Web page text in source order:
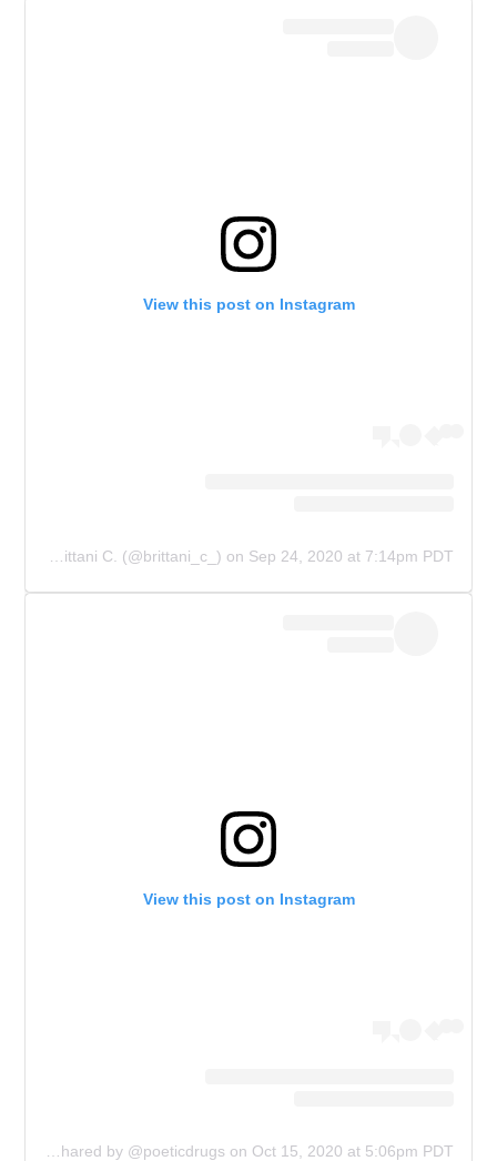
View this post on Instagram
on Sep 24, 2020 at 7:14pm PDT
View this post on Instagram
on Oct 15, 2020 at 5:06pm PDT